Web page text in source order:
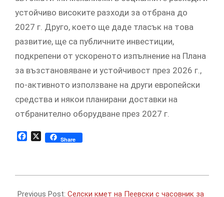
устойчиво високите разходи за отбрана до
2027 г. Друго, което ще даде тласък на това
развитие, ще са публичните инвестиции,
подкрепени от ускореното изпълнение на Плана
за възстановяване и устойчивост през 2026 г.,
по-активното използване на други европейски
средства и някои планирани доставки на
отбранително оборудване през 2027 г.
Facebook
X Share
05-
Previous Post: Селски кмет на Пеевски с часовник за